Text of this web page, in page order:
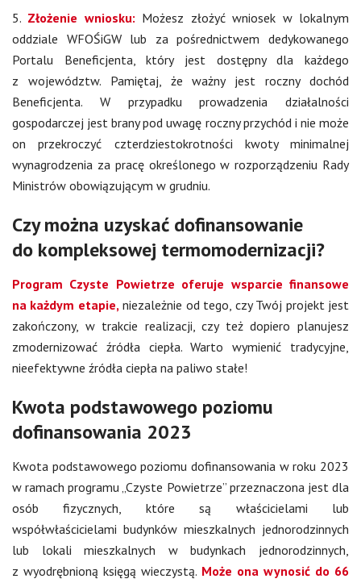
5. Złożenie wniosku: Możesz złożyć wniosek w lokalnym
oddziale WFOŚiGW lub za pośrednictwem dedykowanego
Portalu Beneficjenta, który jest dostępny dla każdego
z województw. Pamiętaj, że ważny jest roczny dochód
Beneficjenta. W przypadku prowadzenia działalności
gospodarczej jest brany pod uwagę roczny przychód i nie może
on przekroczyć czterdziestokrotności kwoty minimalnej
wynagrodzenia za pracę określonego w rozporządzeniu Rady
Ministrów obowiązującym w grudniu.
Czy można uzyskać dofinansowanie
do kompleksowej termomodernizacji?
Program Czyste Powietrze oferuje wsparcie finansowe
na każdym etapie,niezależnie od tego, czy Twój projekt jest
zakończony, w trakcie realizacji, czy też dopiero planujesz
zmodernizować źródła ciepła. Warto wymienić tradycyjne,
nieefektywne źródła ciepła na paliwo stałe!
Kwota podstawowego poziomu
dofinansowania 2023
Kwota podstawowego poziomu dofinansowania w roku 2023
w ramach programu „Czyste Powietrze” przeznaczona jest dla
osób fizycznych, które są właścicielami lub
współwłaścicielami budynków mieszkalnych jednorodzinnych
lub lokali mieszkalnych w budynkach jednorodzinnych,
z wyodrębnioną księgą wieczystą. Może ona wynosić do 66